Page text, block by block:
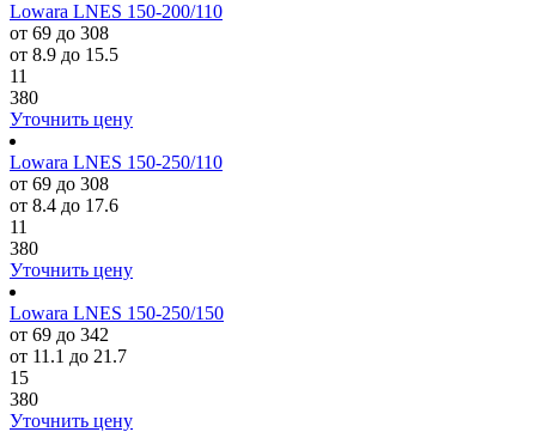
Lowara LNES 150-200/110
от 69 до 308
от 8.9 до 15.5
11
380
Уточнить цену
Lowara LNES 150-250/110
от 69 до 308
от 8.4 до 17.6
11
380
Уточнить цену
Lowara LNES 150-250/150
от 69 до 342
от 11.1 до 21.7
15
380
Уточнить цену